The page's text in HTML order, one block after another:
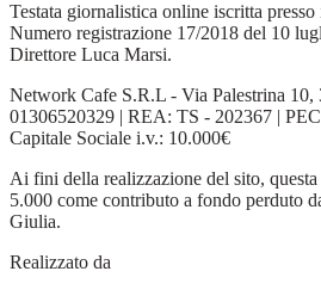
Testata giornalistica online iscritta
Numero registrazione 17/2018 del 10
Direttore Luca Marsi.
Network Cafe S.R.L - Via Palestrina 10,
01306520329 | REA: TS - 202367 |
Capitale Sociale i.v.: 10.000€
Ai fini della realizzazione del sito,
5.000 come contributo a fondo perduto
Giulia.
Realizzato da